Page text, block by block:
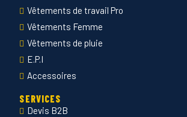
Vêtements de travail Pro
Vêtements Femme
Vêtements de pluie
E.P.I
Accessoires
SERVICES
Devis B2B